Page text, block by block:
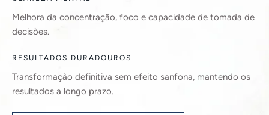
Melhora da concentração, foco e capacidade de tomada de
decisões.
RESULTADOS DURADOUROS
Transformação definitiva sem efeito sanfona, mantendo os
resultados a longo prazo.